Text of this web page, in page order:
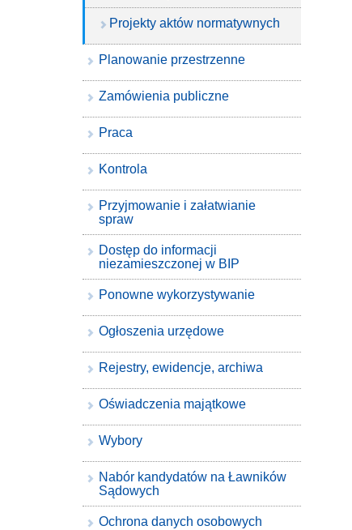
Projekty aktów normatywnych
Planowanie przestrzenne
Zamówienia publiczne
Praca
Kontrola
Przyjmowanie i załatwianie
spraw
Dostęp do informacji
niezamieszczonej w BIP
Ponowne wykorzystywanie
Ogłoszenia urzędowe
Rejestry, ewidencje, archiwa
Oświadczenia majątkowe
Wybory
Nabór kandydatów na Ławników
Sądowych
Ochrona danych osobowych